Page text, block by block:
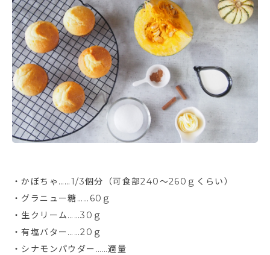
・かぼちゃ……1/3個分（可食部240～260ｇくらい）
・グラニュー糖……60ｇ
・生クリーム……30ｇ
・有塩バター……20ｇ
・シナモンパウダー……適量